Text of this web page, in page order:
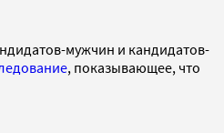
мужчин и кандидатов-
, показывающее, что